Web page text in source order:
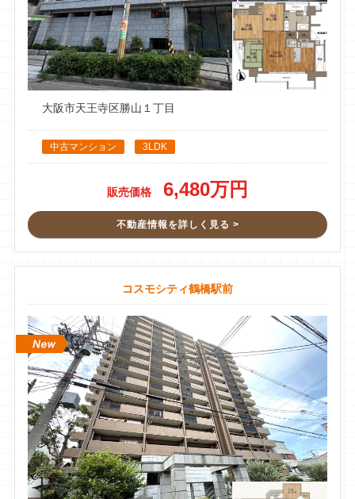
柄の良さはもちろんですが、テクノロジーに基づいた「高く売
るための仕組み」を目の当たりにし、ここなら任せられると確
信しました。結果、驚くほどの高値で成約！
「人柄」×「最新技術」×「情熱」を兼ね備えた、不動産売却の
プロフェッショナルです。売却を検討している友人にも自信を
持って薦めたいと思います。安田さん、本当にありがとうござ
いました！
ローカルガイド ・ 1 件のクチコミ ・ 2 枚の写真
2024/03/21
実家の売却でお世話になりました。不動産売却の比較サイトに
した。結果、大正解です。見積りがもっと高い業者さんも居た
の結果最終的には売却金額も予想以上になりました。解体に関
して第三者とちょっとトラブルがあり、凄く時間が掛かりまし
たが、粘り強くご対応下さり解決いただきました。凄いです。
税制の優遇制度を最初から教えて頂いたのはイーアスさんだけ
でしたし、ご紹介頂いた司法書士の先生や、買主様も物凄く良
い方ばかりで、良い人の周りには良い人が集まるのだなと思い
ます。正に類は友をよぶですね。安田さんにお願いしてホント
に良かったです。
大阪市天王寺区勝山１丁目
中古マンション 3LDK
販売価格 6,480万円
不動産情報を詳しく見る >
コスモシティ鶴橋駅前